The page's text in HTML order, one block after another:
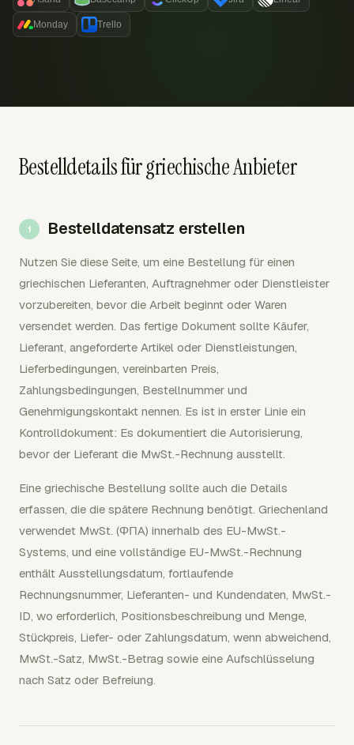
Monday Trello
Bestelldetails für griechische Anbieter
Bestelldatensatz erstellen
Nutzen Sie diese Seite, um eine Bestellung für einen
griechischen Lieferanten, Auftragnehmer oder Dienstleister
vorzubereiten, bevor die Arbeit beginnt oder Waren
versendet werden. Das fertige Dokument sollte Käufer,
Lieferant, angeforderte Artikel oder Dienstleistungen,
Lieferbedingungen, vereinbarten Preis,
Zahlungsbedingungen, Bestellnummer und
Genehmigungskontakt nennen. Es ist in erster Linie ein
Kontrolldokument: Es dokumentiert die Autorisierung,
bevor der Lieferant die MwSt.-Rechnung ausstellt.
Eine griechische Bestellung sollte auch die Details
erfassen, die die spätere Rechnung benötigt. Griechenland
verwendet MwSt. (ΦΠΑ) innerhalb des EU-MwSt.-
Systems, und eine vollständige EU-MwSt.-Rechnung
enthält Ausstellungsdatum, fortlaufende
Rechnungsnummer, Lieferanten- und Kundendaten, MwSt.-
ID, wo erforderlich, Positionsbeschreibung und Menge,
Stückpreis, Liefer- oder Zahlungsdatum, wenn abweichend,
MwSt.-Satz, MwSt.-Betrag sowie eine Aufschlüsselung
nach Satz oder Befreiung.